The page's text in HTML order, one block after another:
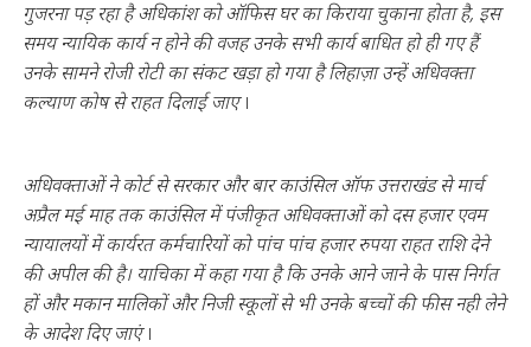
गुजरना पड़ रहा है अधिकांश को ऑफिस घर का किराया चुकाना होता है, इस
समय न्यायिक कार्य न होने की वजह उनके सभी कार्य बाधित हो ही गए हैं
उनके सामने रोजी रोटी का संकट खड़ा हो गया है लिहाज़ा उन्हें अधिवक्ता
कल्याण कोष से राहत दिलाई जाए।
अधिवक्ताओं ने कोर्ट से सरकार और बार काउंसिल ऑफ उत्तराखंड से मार्च
अप्रैल मई माह तक काउंसिल में पंजीकृत अधिवक्ताओं को दस हजार एवम
न्यायालयों में कार्यरत कर्मचारियों को पांच पांच हजार रुपया राहत राशि देने
की अपील की है। याचिका में कहा गया है कि उनके आने जाने के पास निर्गत
हों और मकान मालिकों और निजी स्कूलों से भी उनके बच्चों की फीस नही लेने
के आदेश दिए जाएं।